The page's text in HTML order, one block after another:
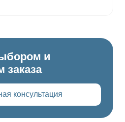
и
заказа
консультация